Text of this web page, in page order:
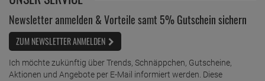
Newsletter anmelden & Vorteile samt 5% Gutschein sichern
ZUM NEWSLETTER ANMELDEN
Ich möchte zukünftig über Trends, Schnäppchen, Gutscheine,
Aktionen und Angebote per E-Mail informiert werden. Diese